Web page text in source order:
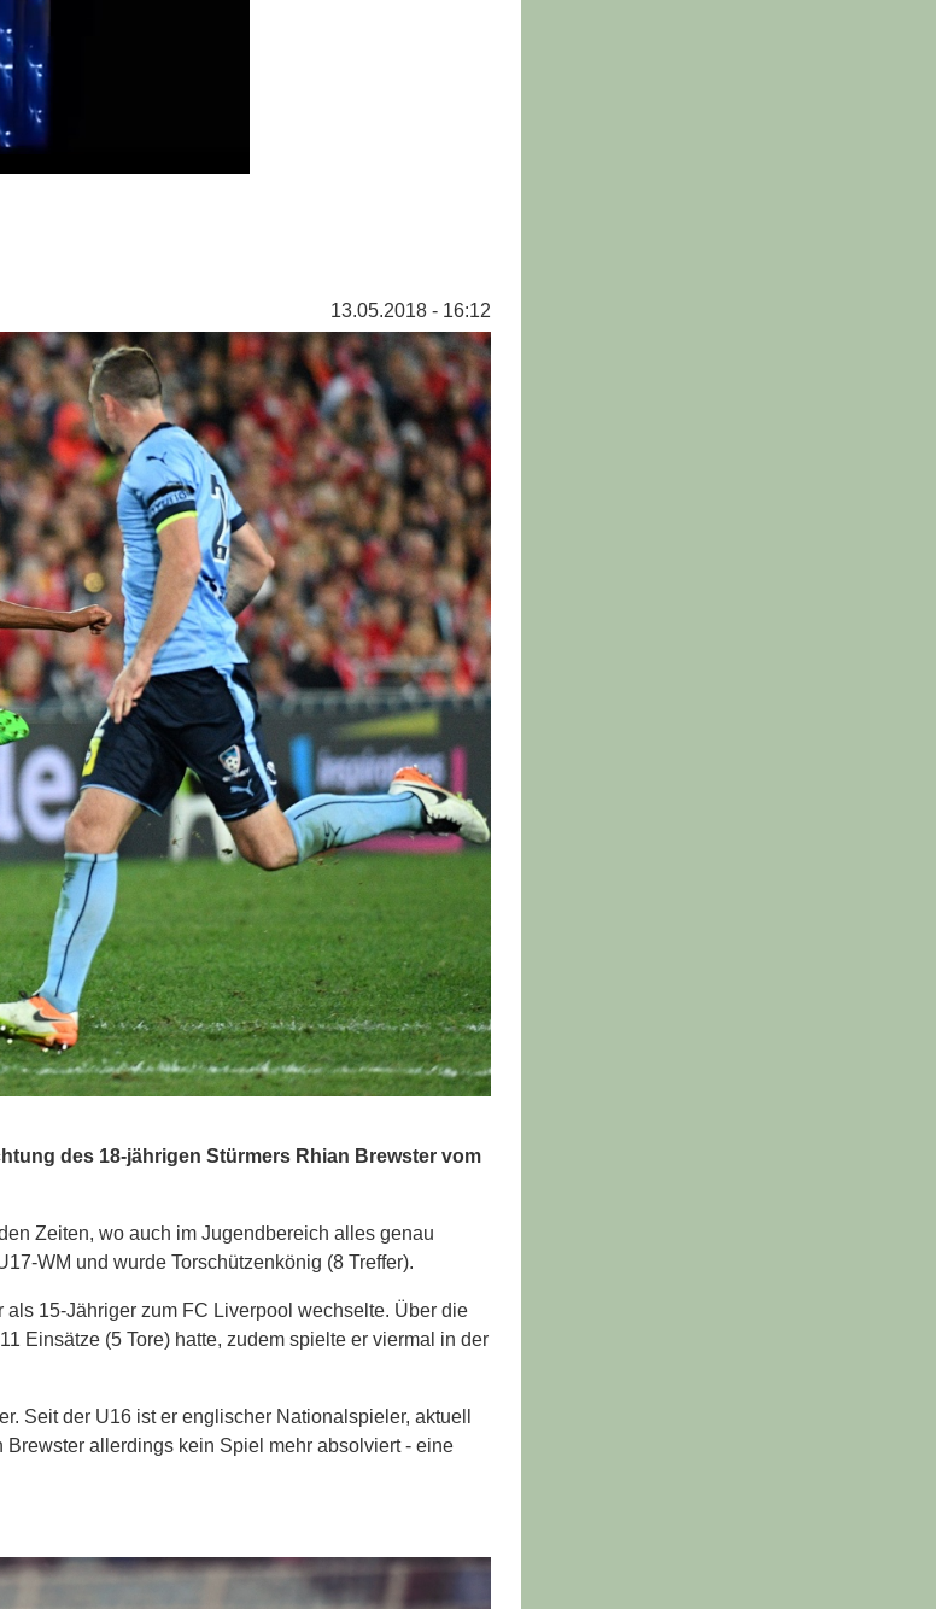
13.05.2018 - 16:12
des 18-jährigen Stürmers Rhian Brewster vom
Zeiten, wo auch im Jugendbereich alles genau
WM und wurde Torschützenkönig (8 Treffer).
15-Jähriger zum FC Liverpool wechselte. Über die
Einsätze (5 Tore) hatte, zudem spielte er viermal in der
Seit der U16 ist er englischer Nationalspieler, aktuell
allerdings kein Spiel mehr absolviert - eine